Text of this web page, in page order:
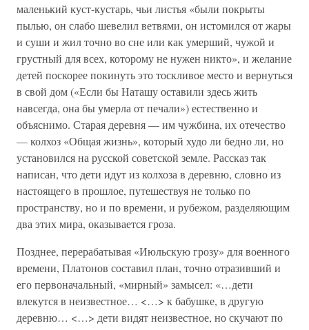
маленький куст-кустарь, чьи листья «были покрыты
пылью, он слабо шевелил ветвями, он истомился от жары
и суши и жил точно во сне или как умерший, чужой и
грустный для всех, которому не нужен никто», и желание
детей поскорее покинуть это тоскливое место и вернуться
в свой дом («Если бы Наташу оставили здесь жить
навсегда, она бы умерла от печали») естественно и
объяснимо. Старая деревня — им чужбина, их отечество
— колхоз «Общая жизнь», который худо ли бедно ли, но
установился на русской советской земле. Рассказ так
написан, что дети идут из колхоза в деревню, словно из
настоящего в прошлое, путешествуя не только по
пространству, но и по времени, и рубежом, разделяющим
два этих мира, оказывается гроза.
Позднее, перерабатывая «Июльскую грозу» для военного
времени, Платонов составил план, точно отразивший и
его первоначальный, «мирный» замысел: «…дети
влекутся в неизвестное… <…> к бабушке, в другую
деревню… <…> дети видят неизвестное, но скучают по